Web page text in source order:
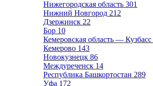
Нижегородская область 301
Нижний Новгород 212
Дзержинск 22
Бор 10
Кемеровская область — Кузбасс
Кемерово 143
Новокузнецк 86
Междуреченск 14
Республика Башкортостан 289
Уфа 172